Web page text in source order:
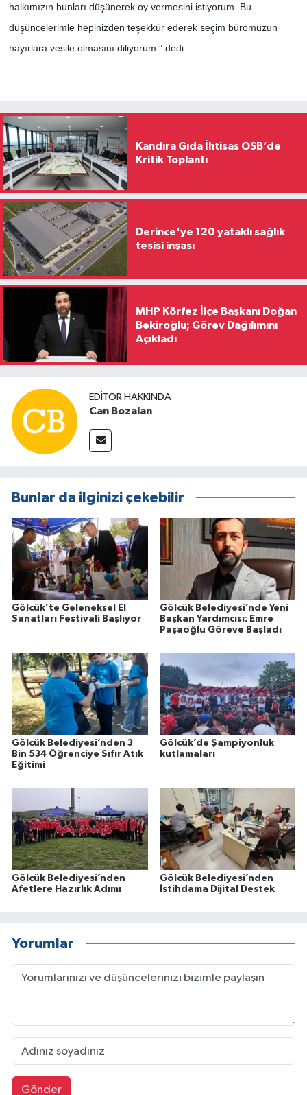
halkımızın bunları düşünerek oy vermesini istiyorum. Bu
düşüncelerimle hepinizden teşekkür ederek seçim büromuzun
hayırlara vesile olmasını diliyorum.” dedi.
Kandıra Gıda İhtisas OSB’de
Kritik Toplantı
Derince'ye 120 yataklı sağlık
tesisi inşası
MHP Körfez İlçe Başkanı Doğan
Bekiroğlu; Görev Dağılımını
Açıkladı
EDITÖR HAKKINDA
Can Bozalan
Bunlar da ilginizi çekebilir
Gölcük’te Geleneksel El
Sanatları Festivali Başlıyor
Gölcük Belediyesi’nde Yeni
Başkan Yardımcısı: Emre
Paşaoğlu Göreve Başladı
Gölcük Belediyesi’nden 3
Bin 534 Öğrenciye Sıfır Atık
Eğitimi
Gölcük’de Şampiyonluk
kutlamaları
Gölcük Belediyesi’nden
Afetlere Hazırlık Adımı
Gölcük Belediyesi’nden
İstihdama Dijital Destek
Yorumlar
Gönder